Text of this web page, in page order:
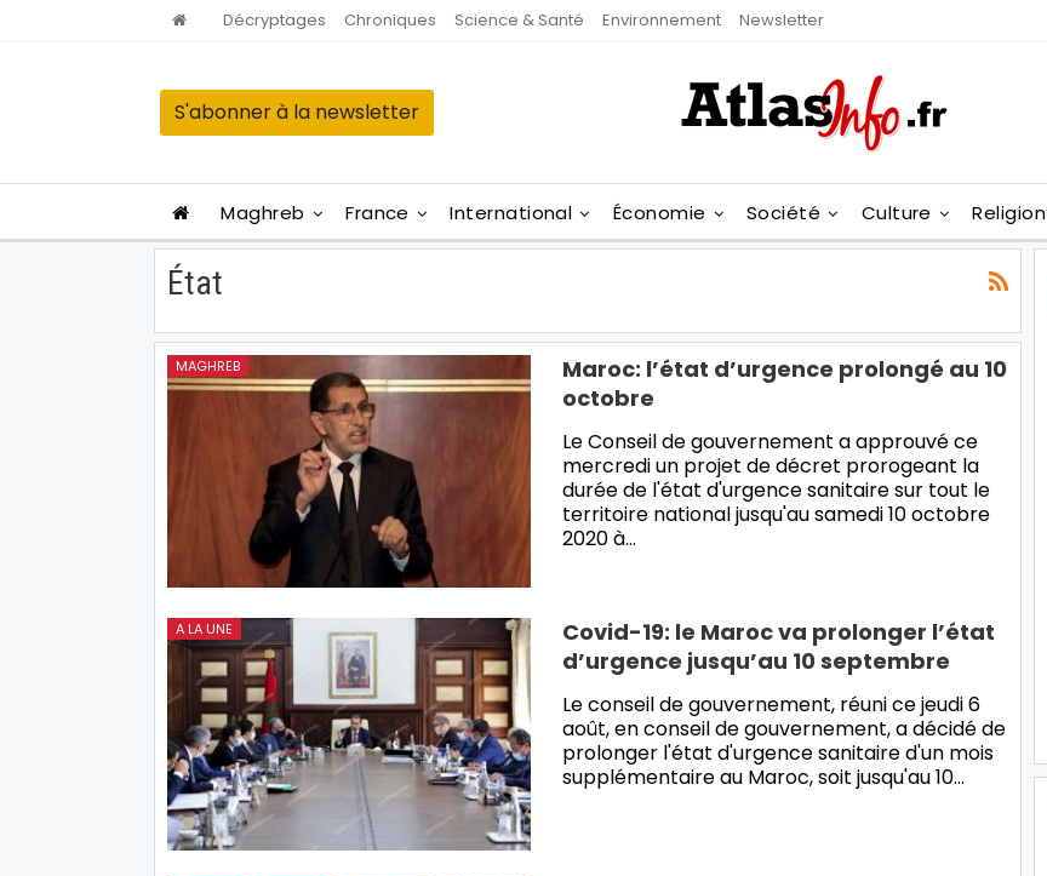
Décryptages Chroniques Science & Santé Environnement Newsletter
S'abonner à la newsletter
Maghreb France International Économie Société Culture Religion
État
MAGHREB
Maroc: l’état d’urgence prolongé au 10
octobre
Le Conseil de gouvernement a approuvé ce
mercredi un projet de décret prorogeant la
durée de l'état d'urgence sanitaire sur tout le
territoire national jusqu'au samedi 10 octobre
2020 à…
A LA UNE
Covid-19: le Maroc va prolonger l’état
d’urgence jusqu’au 10 septembre
Le conseil de gouvernement, réuni ce jeudi 6
août, en conseil de gouvernement, a décidé de
prolonger l'état d'urgence sanitaire d'un mois
supplémentaire au Maroc, soit jusqu'au 10…